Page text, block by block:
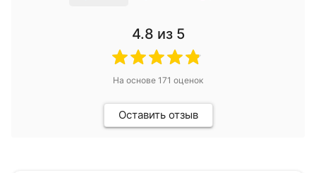
4.8 из 5
На основе 171 оценок
Оставить отзыв